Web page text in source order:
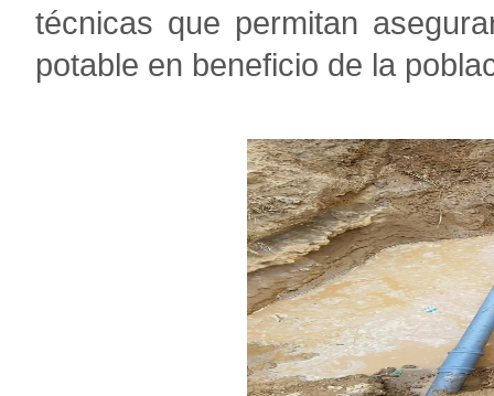
técnicas que permitan
potable en beneficio de la